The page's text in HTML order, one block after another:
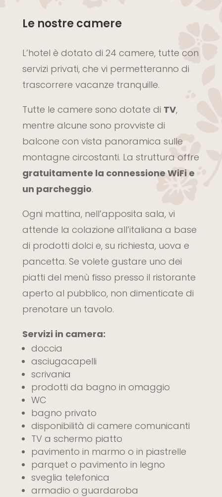
Le nostre camere
L’hotel è dotato di 24 camere, tutte con
servizi privati, che vi permetteranno di
trascorrere vacanze tranquille.
Tutte le camere sono dotate di TV,
mentre alcune sono provviste di
balcone con vista panoramica sulle
montagne circostanti. La struttura offre
gratuitamente la connessione WiFi e
un parcheggio.
Ogni mattina, nell’apposita sala, vi
attende la colazione all’italiana a base
di prodotti dolci e, su richiesta, uova e
pancetta. Se volete gustare uno dei
piatti del menù fisso presso il ristorante
aperto al pubblico, non dimenticate di
prenotare un tavolo.
Servizi in camera:
doccia
asciugacapelli
scrivania
prodotti da bagno in omaggio
WC
bagno privato
disponibilità di camere comunicanti
TV a schermo piatto
pavimento in marmo o in piastrelle
parquet o pavimento in legno
sveglia telefonica
armadio o guardaroba